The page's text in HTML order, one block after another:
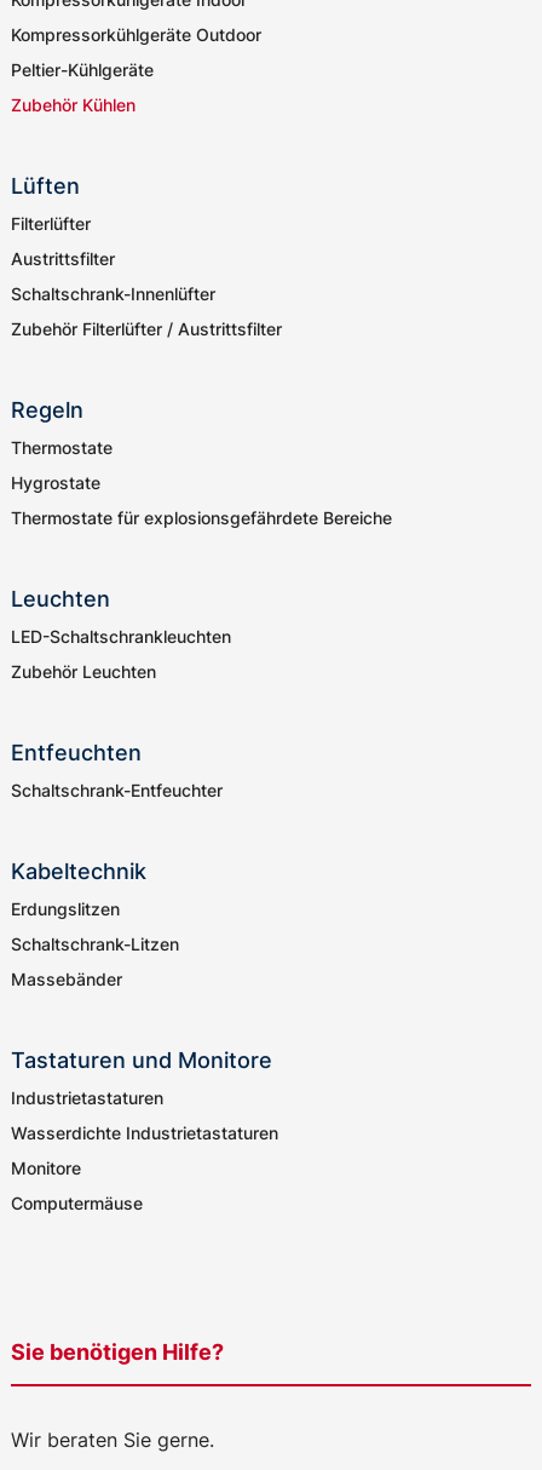
Kompressorkühlgeräte Outdoor
Peltier-Kühlgeräte
Zubehör Kühlen
Lüften
Filterlüfter
Austrittsfilter
Schaltschrank-Innenlüfter
Zubehör Filterlüfter / Austrittsfilter
Regeln
Thermostate
Hygrostate
Thermostate für explosionsgefährdete Bereiche
Leuchten
LED-Schaltschrankleuchten
Zubehör Leuchten
Entfeuchten
Schaltschrank-Entfeuchter
Kabeltechnik
Erdungslitzen
Schaltschrank-Litzen
Massebänder
Tastaturen und Monitore
Industrietastaturen
Wasserdichte Industrietastaturen
Monitore
Computermäuse
Sie benötigen Hilfe?
Wir beraten Sie gerne.